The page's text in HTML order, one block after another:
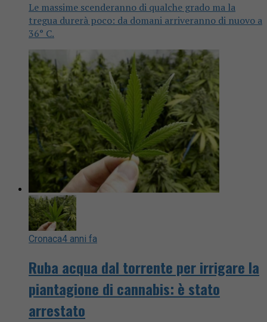
Le massime scenderanno di qualche grado ma la
tregua durerà poco: da domani arriveranno di nuovo a
36° C.
Cronaca4 anni fa
Ruba acqua dal torrente per irrigare la
piantagione di cannabis: è stato
arrestato